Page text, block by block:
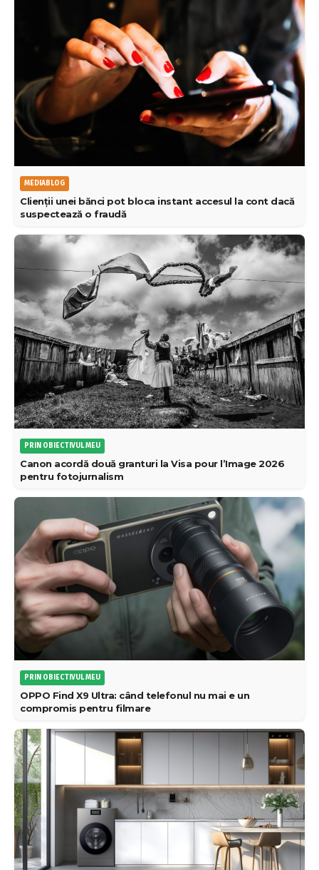
MEDIABLOG
Clienții unei bănci pot bloca instant accesul la cont dacă
suspectează o fraudă
PRIN OBIECTIVUL MEU
Canon acordă două granturi la Visa pour l’Image 2026
pentru fotojurnalism
PRIN OBIECTIVUL MEU
OPPO Find X9 Ultra: când telefonul nu mai e un
compromis pentru filmare